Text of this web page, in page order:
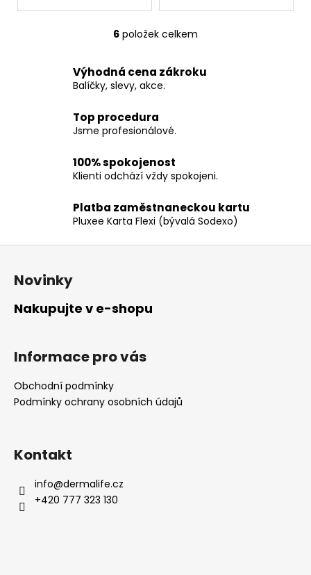
O
l
á
a
c
p
r
k
y
6 položek celkem
Výhodná cena zákroku
Balíčky, slevy, akce.
Top procedura
Jsme profesionálové.
100% spokojenost
Klienti odchází vždy spokojeni.
Platba zaměstnaneckou kartu
Pluxee Karta Flexi (bývalá Sodexo)
Z
Novinky
Nakupujte v e-shopu
Informace pro vás
Obchodní podmínky
Podmínky ochrany osobních údajů
Kontakt
info@dermalife.cz
+420 777 323 130